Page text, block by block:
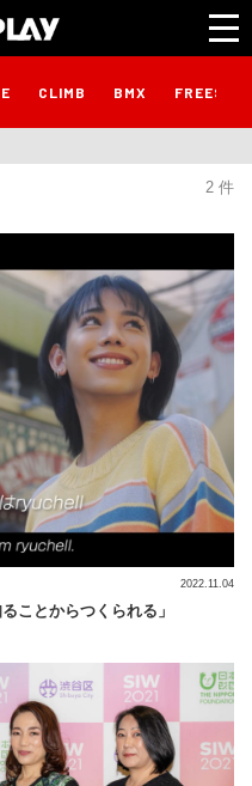
CLIMB BMX
2 件
ことからつくられる」
2022.11.04